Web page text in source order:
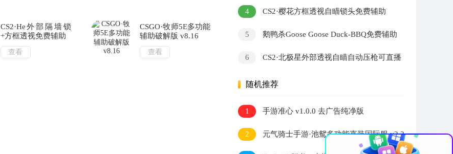
CS2·He外部隔墙锁
+方框透视免费辅助
查看
CSGO·牧师5E多功能
辅助破解版 v8.16
查看
4 CS2·樱花方框透视自瞄锁头免费辅助
5
鹅鸭杀Goose Goose Duck-BBQ免费辅助
6
CS2·北极星外部透视自瞄自动压枪可直播
随机推荐
1 手游准心 v1.0.0 去广告纯净版
2 元气骑士手游·池鸳多功能直装国际服 v2.2